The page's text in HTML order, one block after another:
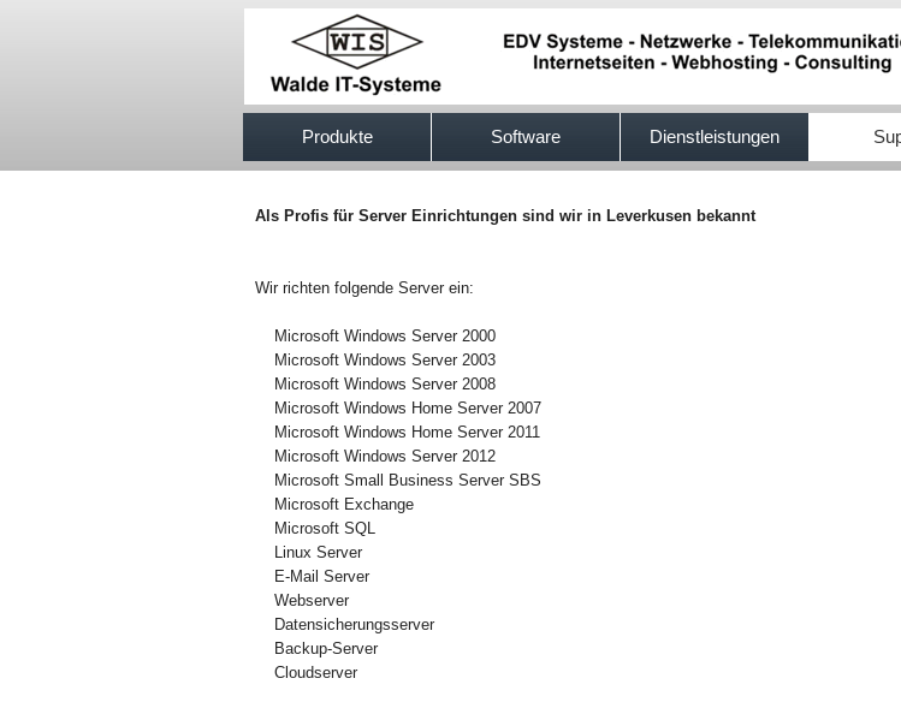
Produkte Software Dienstleistungen
Als Profis für Server Einrichtungen sind wir in Leverkusen bekannt
Wir richten folgende Server ein:
Microsoft Windows Server 2000
Microsoft Windows Server 2003
Microsoft Windows Server 2008
Microsoft Windows Home Server 2007
Microsoft Windows Home Server 2011
Microsoft Windows Server 2012
Microsoft Small Business Server SBS
Microsoft Exchange
Microsoft SQL
Linux Server
E-Mail Server
Webserver
Datensicherungsserver
Backup-Server
Cloudserver